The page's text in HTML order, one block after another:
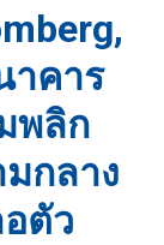
าคาร
พลิก
กลาง
ตัว